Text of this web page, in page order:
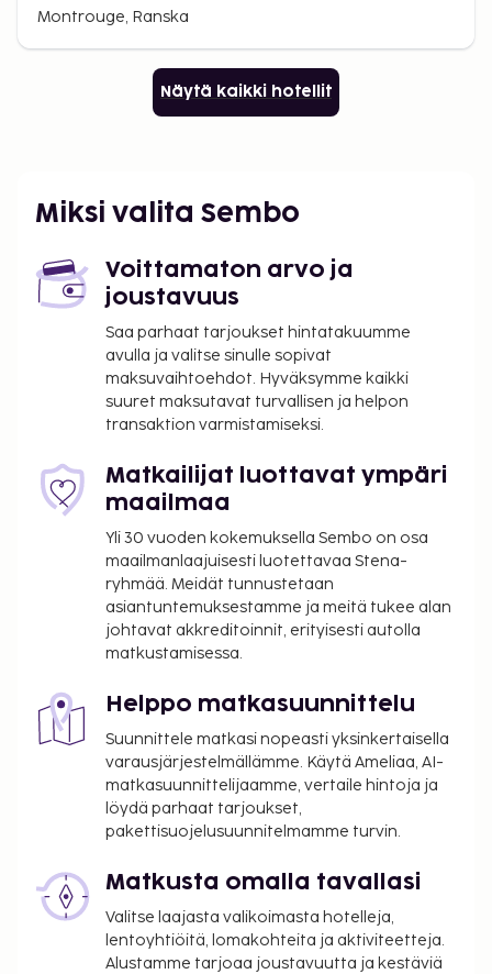
Montrouge, Ranska
Näytä kaikki hotellit
Miksi valita Sembo
Voittamaton arvo ja
joustavuus
Saa parhaat tarjoukset hintatakuumme
avulla ja valitse sinulle sopivat
maksuvaihtoehdot. Hyväksymme kaikki
suuret maksutavat turvallisen ja helpon
transaktion varmistamiseksi.
Matkailijat luottavat ympäri
maailmaa
Yli 30 vuoden kokemuksella Sembo on osa
maailmanlaajuisesti luotettavaa Stena-
ryhmää. Meidät tunnustetaan
asiantuntemuksestamme ja meitä tukee alan
johtavat akkreditoinnit, erityisesti autolla
matkustamisessa.
Helppo matkasuunnittelu
Suunnittele matkasi nopeasti yksinkertaisella
varausjärjestelmällämme. Käytä Ameliaa, AI-
matkasuunnittelijaamme, vertaile hintoja ja
löydä parhaat tarjoukset,
pakettisuojelusuunnitelmamme turvin.
Matkusta omalla tavallasi
Valitse laajasta valikoimasta hotelleja,
lentoyhtiöitä, lomakohteita ja aktiviteetteja.
Alustamme tarjoaa joustavuutta ja kestäviä